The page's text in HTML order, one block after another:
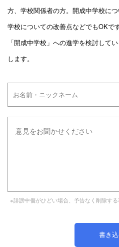
方、学校関係者の方。開成中学校につ
学校についての改善点などでもOKです
「開成中学校」への進学を検討して
します。
※誹謗中傷がひどい場合、予告なく削除する